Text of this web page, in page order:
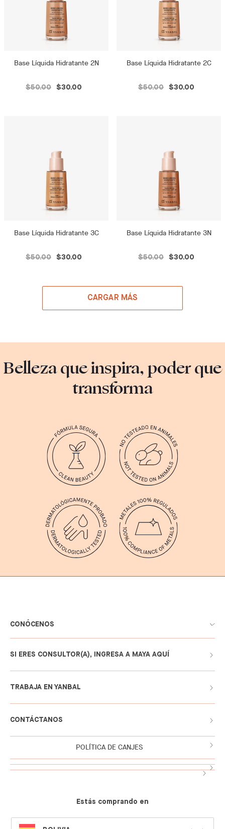
Base Líquida Hidratante 2N
$50.00 $30.00
Base Líquida Hidratante 2C
$50.00 $30.00
Base Líquida Hidratante 3C
$50.00 $30.00
Base Líquida Hidratante 3N
$50.00 $30.00
CARGAR MÁS
Belleza que inspira, poder que
transforma
CONÓCENOS
SI ERES CONSULTOR(A), INGRESA A MAYA AQUÍ
TRABAJA EN YANBAL
CONTÁCTANOS
POLÍTICA DE CANJES
Estás comprando en
SELECT